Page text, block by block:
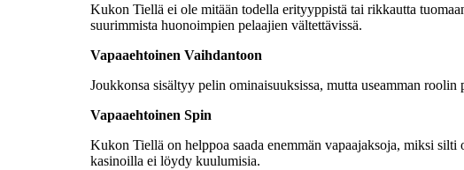
Kukon Tiellä ei ole mitään todella erityyppistä tai rikkautta
suurimmista huonoimpien pelaajien vältettävissä.
Vapaaehtoinen Vaihdantoon
Joukkonsa sisältyy pelin ominaisuuksissa, mutta useamman
Vapaaehtoinen Spin
Kukon Tiellä on helppoa saada enemmän vapaajaksoja, miksi
kasinoilla ei löydy kuulumisia.